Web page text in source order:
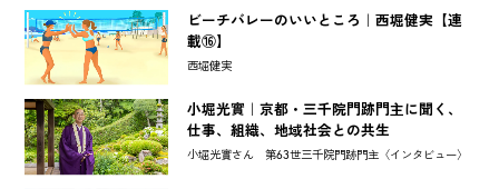
ビーチバレーのいいところ｜西堀健実【連
載⑯】
西堀健実
小堀光實｜京都・三千院門跡門主に聞く、
仕事、組織、地域社会との共生
小堀光實さん 第63世三千院門跡門主〈インタビュー〉